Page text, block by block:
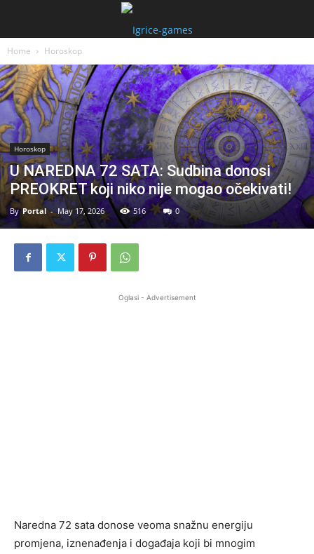
Home Horoskop
Horoskop
U NAREDNA 72 SATA: Sudbina donosi
PREOKRET koji niko nije mogao očekivati!
By Portal - May 17, 2026 516 0
Oglasi - Advertisement
Naredna 72 sata donose veoma snažnu energiju
promjena, iznenađenja i događaja koji bi mnogim